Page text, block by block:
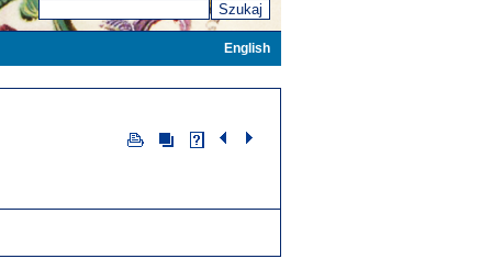
Szukaj
English